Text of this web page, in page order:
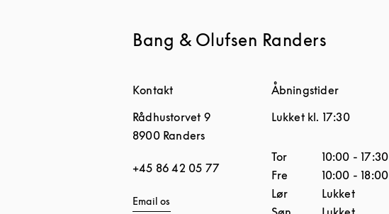
Bang & Olufsen Randers
Kontakt
Rådhustorvet 9
8900 Randers
+45 86 42 05 77
Email os
Åbningstider
Lukket kl. 17:30
Ugedag Åbningstider
Tor 10:00 - 17:30
Fre
10:00 - 18:00
Lør
Lukket